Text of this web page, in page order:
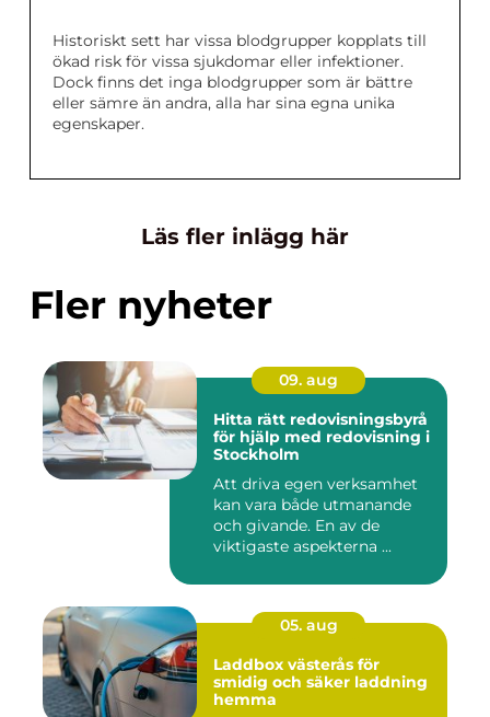
Historiskt sett har vissa blodgrupper kopplats till
ökad risk för vissa sjukdomar eller infektioner.
Dock finns det inga blodgrupper som är bättre
eller sämre än andra, alla har sina egna unika
egenskaper.
Läs fler inlägg här
Fler nyheter
09. aug
Hitta rätt redovisningsbyrå
för hjälp med redovisning i
Stockholm
Att driva egen verksamhet
kan vara både utmanande
och givande. En av de
viktigaste aspekterna ...
05. aug
Laddbox västerås för
smidig och säker laddning
hemma